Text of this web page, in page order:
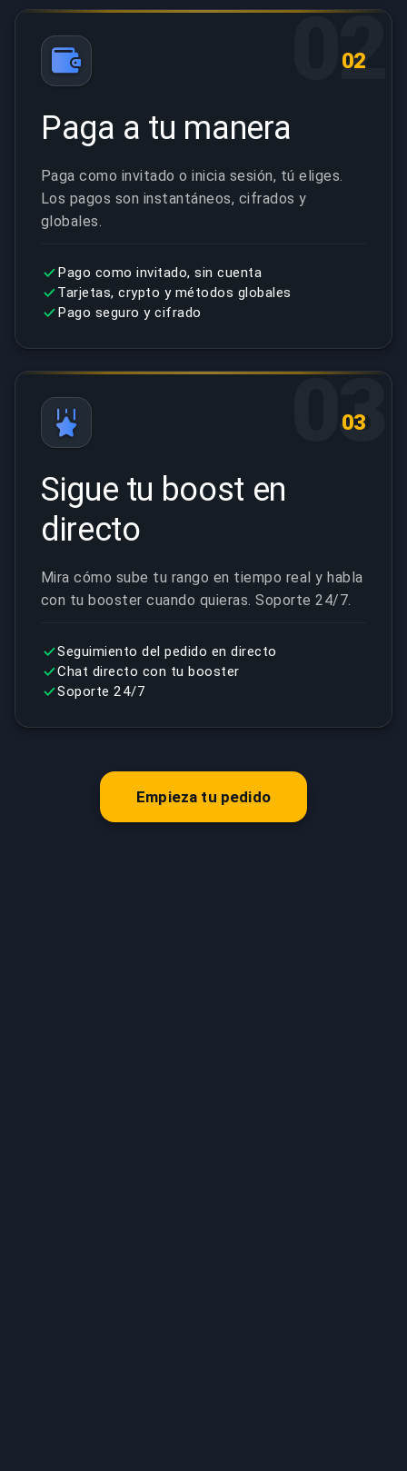
02
02
Paga a tu manera
Paga como invitado o inicia sesión, tú eliges.
Los pagos son instantáneos, cifrados y
globales.
Pago como invitado, sin cuenta
Tarjetas, crypto y métodos globales
Pago seguro y cifrado
03
03
Sigue tu boost en
directo
Mira cómo sube tu rango en tiempo real y habla
con tu booster cuando quieras. Soporte 24/7.
Seguimiento del pedido en directo
Chat directo con tu booster
Soporte 24/7
Empieza tu pedido